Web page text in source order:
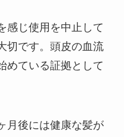
感じ使用を中止して
切です。頭皮の血流
めている証拠として
月後には健康な髪が